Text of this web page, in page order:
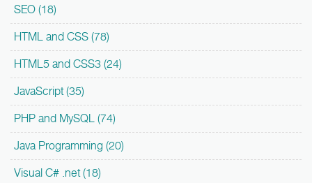
SEO (18)
HTML and CSS (78)
HTML5 and CSS3 (24)
JavaScript (35)
PHP and MySQL (74)
Java Programming (20)
Visual C# .net (18)